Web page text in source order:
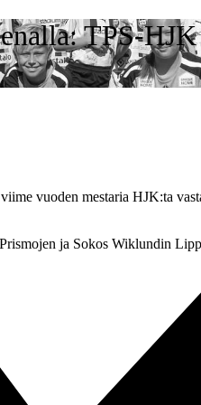
TPS-
vuoden mestaria HJK:ta
ja Sokos Wiklundin